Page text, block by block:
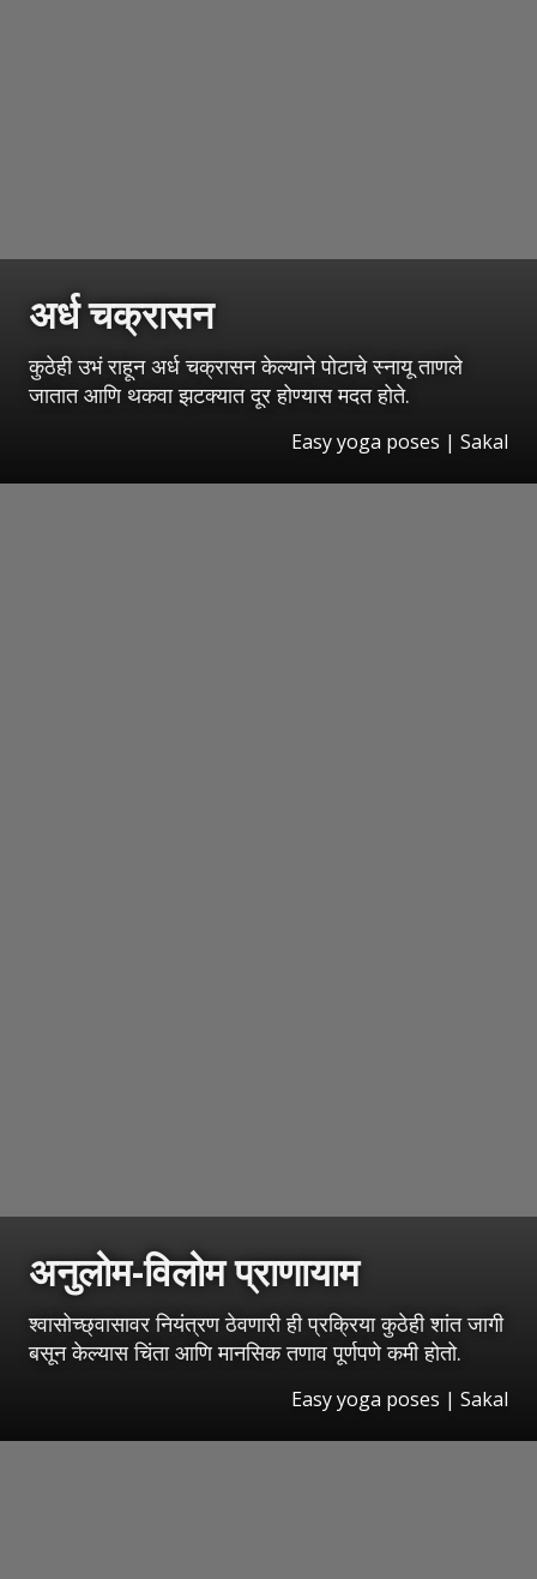
अर्ध चक्रासन
कुठेही उभं राहून अर्ध चक्रासन केल्याने पोटाचे स्नायू ताणले
जातात आणि थकवा झटक्यात दूर होण्यास मदत होते.
Easy yoga poses | Sakal
अनुलोम-विलोम प्राणायाम
श्वासोच्छ्वासावर नियंत्रण ठेवणारी ही प्रक्रिया कुठेही शांत जागी
बसून केल्यास चिंता आणि मानसिक तणाव पूर्णपणे कमी होतो.
Easy yoga poses | Sakal